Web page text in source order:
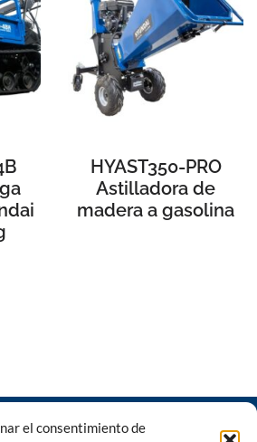
el consentimiento de
HYAST350-PRO
Astilladora de
madera a gasolina